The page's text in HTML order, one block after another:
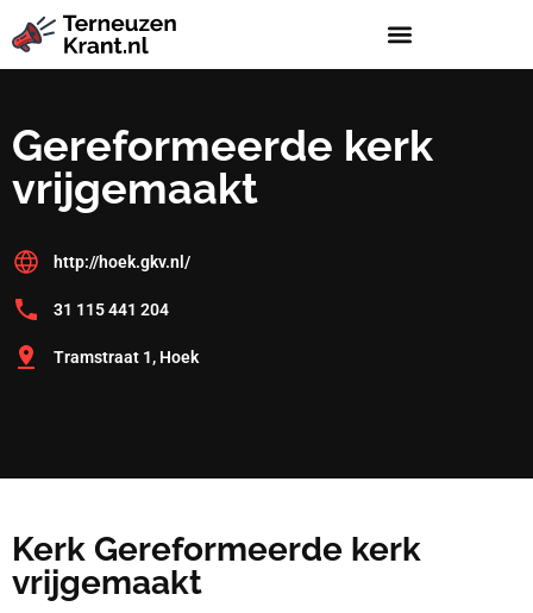
Gereformeerde kerk
vrijgemaakt
http://hoek.gkv.nl/
31 115 441 204
Tramstraat 1, Hoek
Kerk Gereformeerde kerk
vrijgemaakt